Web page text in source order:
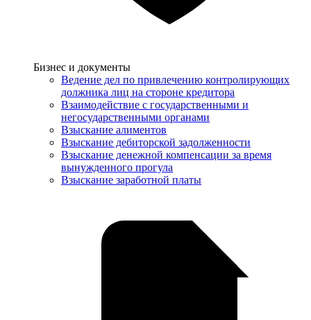
Услуги
Бизнес и документы
Ведение дел по привлечению контролирующих
должника лиц на стороне кредитора
Взаимодействие с государственными и
негосударственными органами
Взыскание алиментов
Взыскание дебиторской задолженности
Взыскание денежной компенсации за время
вынужденного прогула
Взыскание заработной платы